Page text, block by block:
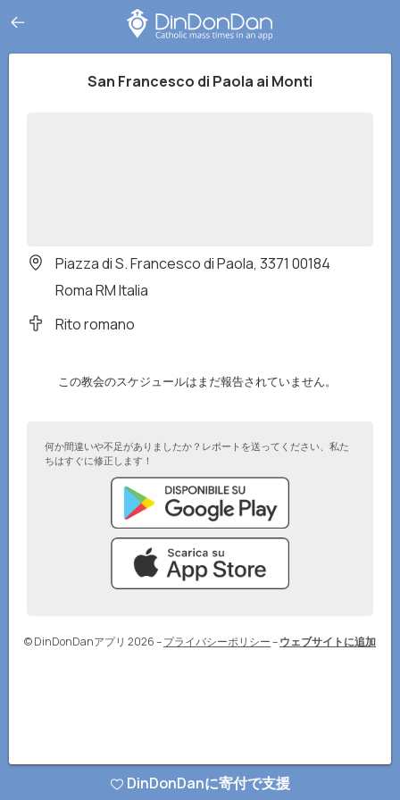
San Francesco di Paola ai Monti
Piazza di S. Francesco di Paola, 3371 00184
Roma RM Italia
Rito romano
この教会のスケジュールはまだ報告されていません。
何か間違いや不足がありましたか？レポートを送ってください、私た
ちはすぐに修正します！
© DinDonDanアプリ 2026–プライバシーポリシー–ウェブサイトに追加
DinDonDanに寄付で支援